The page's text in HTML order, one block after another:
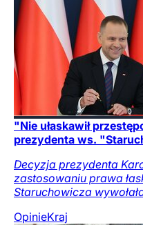
"Nie ułaskawił
prezydenta ws.
Decyzja prezydenta
zastosowaniu prawa
Staruchowicza
OpinieKraj